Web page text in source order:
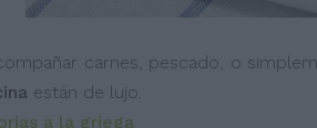
carnes, pescado, o
están de lujo.
a la griega